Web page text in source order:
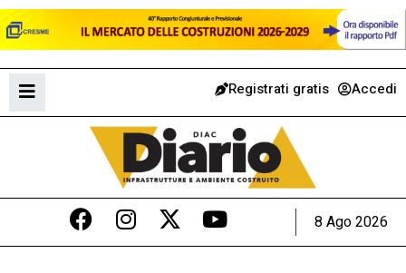
Registrati gratis Accedi
8 Ago 2026